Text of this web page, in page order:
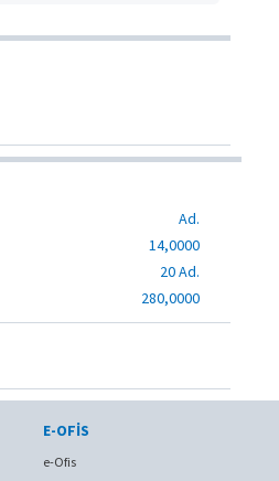
Ad.
14,0000
20 Ad.
280,0000
E-OFIS
e-Ofis